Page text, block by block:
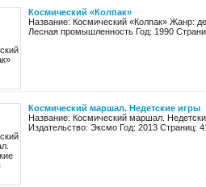
Космический «Колпак»
Название: Космический «Колпак» Жанр:
Лесная промышленность Год: 1990
Космический маршал. Недетские игры
Название: Космический маршал.
Издательство: Эксмо Год: 2013 Страниц: